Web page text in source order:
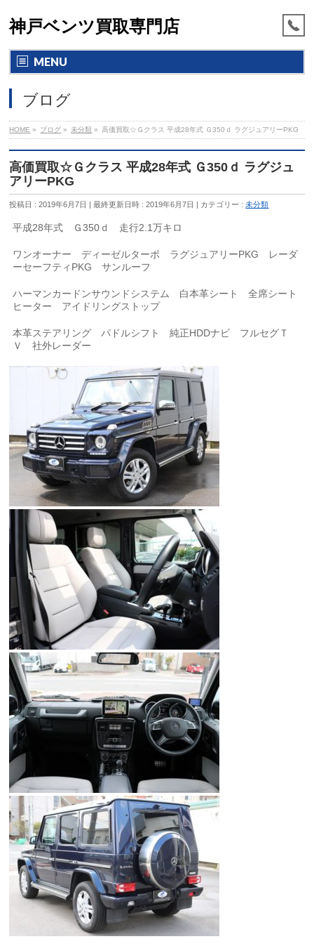
神戸ベンツ買取専門店
MENU
ブログ
HOME » ブログ » 未分類 » 高価買取☆Ｇクラス 平成28年式 Ｇ350ｄ ラグジュアリーPKG
高価買取☆Ｇクラス 平成28年式 Ｇ350ｄ ラグジュ
アリーPKG
投稿日 : 2019年6月7日 最終更新日時 : 2019年6月7日 カテゴリー :未分類
平成28年式 Ｇ350ｄ 走行2.1万キロ
ワンオーナー ディーゼルターボ ラグジュアリーPKG レーダ
ーセーフティPKG サンルーフ
ハーマンカードンサウンドシステム 白本革シート 全席シート
ヒーター アイドリングストップ
本革ステアリング パドルシフト 純正HDDナビ フルセグＴ
Ｖ 社外レーダー